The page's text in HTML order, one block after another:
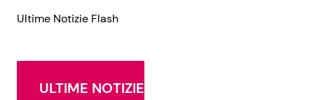
Ultime Notizie Flash
ULTIME NOTIZIE